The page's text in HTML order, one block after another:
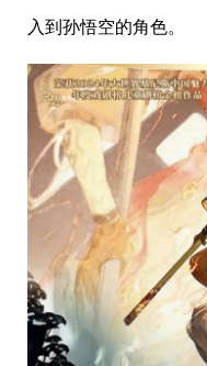
入到孙悟空的角色。